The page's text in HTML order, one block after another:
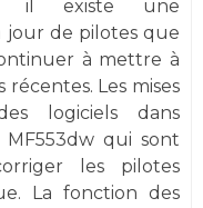
il existe une
jour de pilotes que
à mettre à
Les mises
logiciels dans
MF553dw qui sont
les pilotes
La fonction des